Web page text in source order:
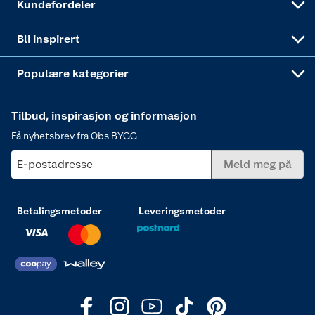
Kundefordeler
Bli inspirert
Populære kategorier
Tilbud, inspirasjon og informasjon
Få nyhetsbrev fra Obs BYGG
E-postadresse Meld meg på
Betalingsmetoder Leveringsmetoder